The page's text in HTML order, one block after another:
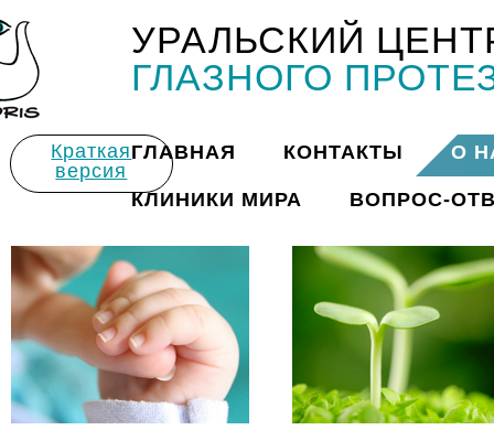
УРАЛЬСКИЙ
ГЛАЗНОГО
Краткая
версия
ГЛАВНАЯ КОНТАКТЫ О
КЛИНИКИ МИРА ВОПРОС-